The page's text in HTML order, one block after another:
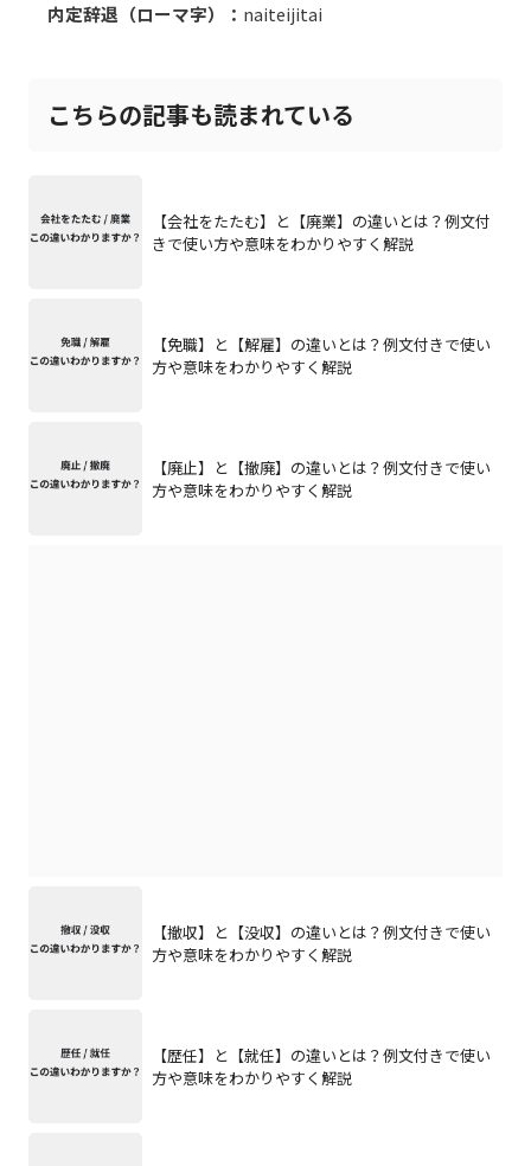
内定辞退（ローマ字）： naiteijitai
こちらの記事も読まれている
【会社をたたむ】と【廃業】の違いとは？例文付
きで使い方や意味をわかりやすく解説
【免職】と【解雇】の違いとは？例文付きで使い
方や意味をわかりやすく解説
【廃止】と【撤廃】の違いとは？例文付きで使い
方や意味をわかりやすく解説
【撤収】と【没収】の違いとは？例文付きで使い
方や意味をわかりやすく解説
【歴任】と【就任】の違いとは？例文付きで使い
方や意味をわかりやすく解説